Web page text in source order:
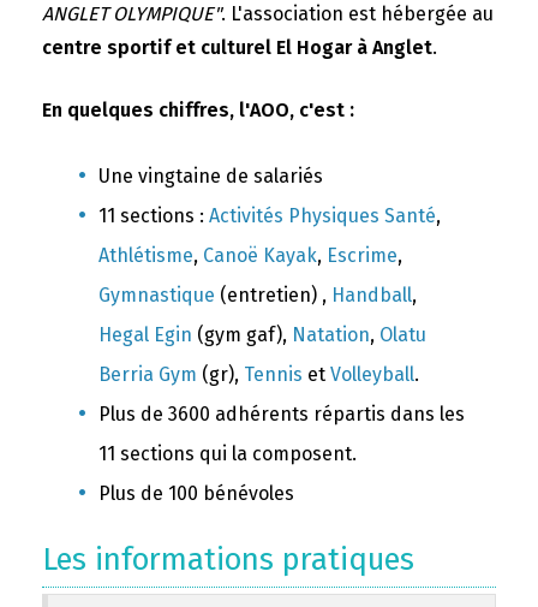
ANGLET OLYMPIQUE". L'association est hébergée au
centre sportif et culturel El Hogar à Anglet.
En quelques chiffres, l'AOO, c'est :
Une vingtaine de salariés
11 sections : Activités Physiques Santé,
Athlétisme, Canoë Kayak, Escrime,
Gymnastique (entretien) , Handball,
Hegal Egin (gym gaf), Natation, Olatu
Berria Gym (gr), Tennis et Volleyball.
Plus de 3600 adhérents répartis dans les
11 sections qui la composent.
Plus de 100 bénévoles
Les informations pratiques